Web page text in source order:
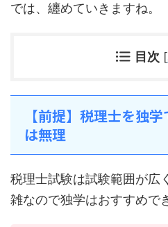
では、纏めていきますね。
目次 [
【前提】税理士を独
は無理
税理士試験は試験範囲が広
雑なので独学はおすすめで